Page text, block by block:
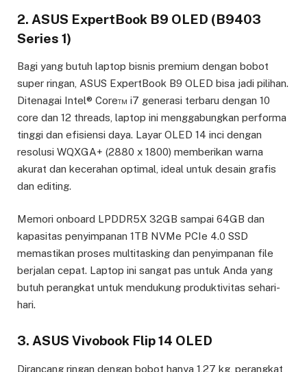
2. ASUS ExpertBook B9 OLED (B9403
Series 1)
Bagi yang butuh laptop bisnis premium dengan bobot
super ringan, ASUS ExpertBook B9 OLED bisa jadi pilihan.
Ditenagai Intel® Core™ i7 generasi terbaru dengan 10
core dan 12 threads, laptop ini menggabungkan performa
tinggi dan efisiensi daya. Layar OLED 14 inci dengan
resolusi WQXGA+ (2880 x 1800) memberikan warna
akurat dan kecerahan optimal, ideal untuk desain grafis
dan editing.
Memori onboard LPDDR5X 32GB sampai 64GB dan
kapasitas penyimpanan 1TB NVMe PCIe 4.0 SSD
memastikan proses multitasking dan penyimpanan file
berjalan cepat. Laptop ini sangat pas untuk Anda yang
butuh perangkat untuk mendukung produktivitas sehari-
hari.
3. ASUS Vivobook Flip 14 OLED
Dirancang ringan dengan bobot hanya 1,27 kg, perangkat